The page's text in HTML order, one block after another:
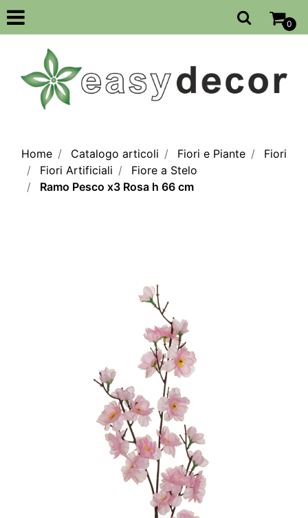
Open
0
Home Catalogo articoli Fiori e Piante
Fiori
Fiori Artificiali
Fiore a Stelo
Ramo Pesco x3 Rosa h 66 cm